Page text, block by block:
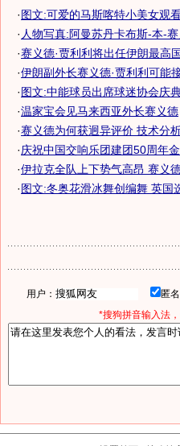
·图文:可爱的马斯喀特小美女观
· 人物写真:阿曼苏丹卡布斯-本-
·赛义德·贾利利将出任伊朗最高
·伊朗副外长赛义德·贾利利可能
·图文:中能球员出席球迷协会庆
·温家宝会见马来西亚外长赛义德
·赛义德为何获迥异评价 技术分
·庆祝中国交响乐团建团50周年金
·伊拉克全队上下势气高昂 赛义
·图文:冬奥花滑冰舞创编舞 英国
用户： 匿
*搜狗拼音输入法